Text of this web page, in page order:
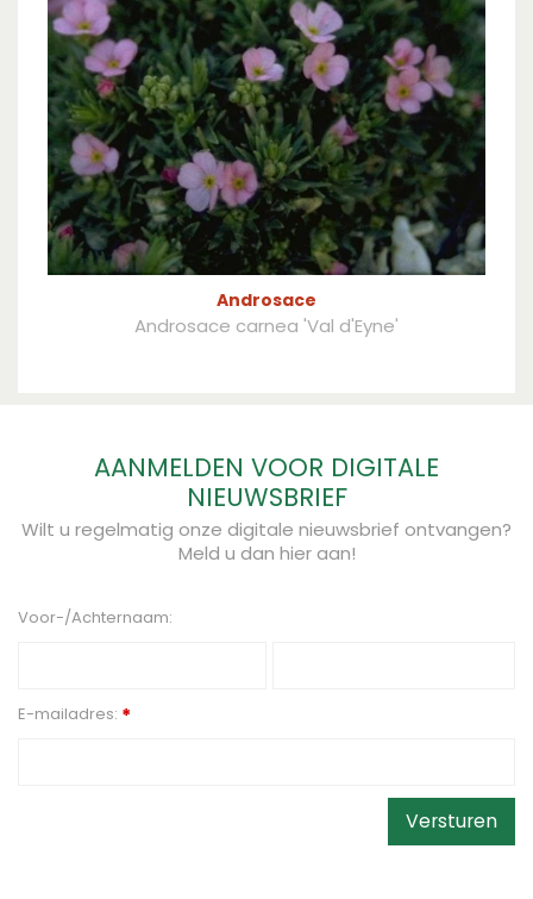
Androsace
Androsace carnea 'Val d'Eyne'
AANMELDEN VOOR DIGITALE
NIEUWSBRIEF
Wilt u regelmatig onze digitale nieuwsbrief ontvangen?
Meld u dan hier aan!
Voor-/Achternaam:
E-mailadres: *